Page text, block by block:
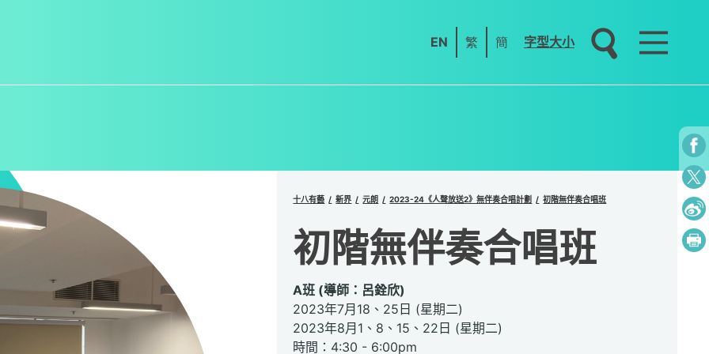
EN 繁 簡 字型大小
十八有藝 新界 元朗 2023-24《人聲放送2》無伴奏合唱計劃 初階無伴奏合唱班
初階無伴奏合唱班
A班 (導師：呂銓欣)
2023年7月18、25日 (星期二)
2023年8月1、8、15、22日 (星期二)
時間：4:30 - 6:00pm